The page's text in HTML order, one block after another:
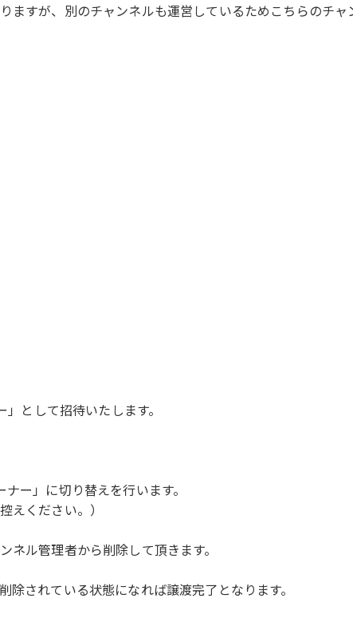
すが、別のチャンネルも運営しているためこちらのチャ
として招待いたします。
ー」に切り替えを行います。
えください。）
ル管理者から削除して頂きます。
されている状態になれば譲渡完了となります。